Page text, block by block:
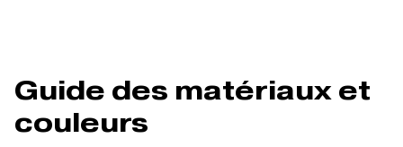
Guide des matériaux et
couleurs